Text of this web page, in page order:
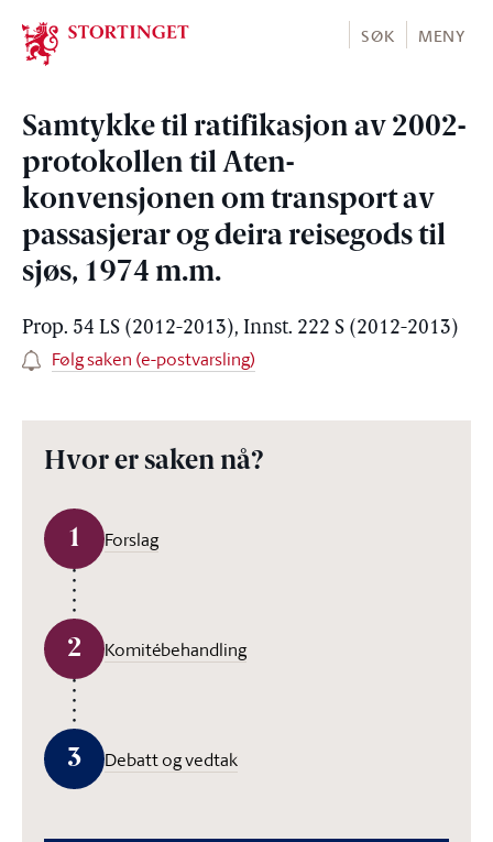
Stortinget.no
SØK MENY
Samtykke til ratifikasjon av 2002-
protokollen til Aten-
konvensjonen om transport av
passasjerar og deira reisegods til
sjøs, 1974 m.m.
Prop. 54 LS (2012-2013), Innst. 222 S (2012-2013)
Følg saken (e-postvarsling)
Hvor er saken nå?
1 Forslag
2 Komitébehandling
3 Debatt og vedtak